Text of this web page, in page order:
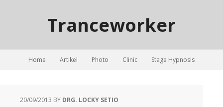
Tranceworker
Home Artikel Photo Clinic Stage Hypnosis
20/09/2013 BY DRG. LOCKY SETIO